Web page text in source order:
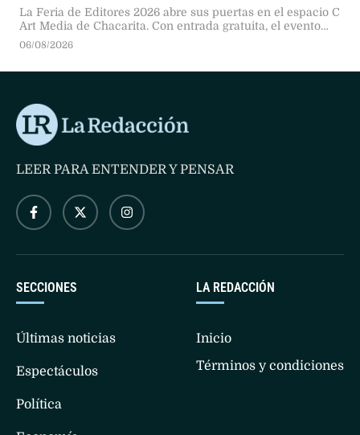
La Feria de Editores 2026 abre sus puertas en el espacio C
Art Media de Chacarita. Con entrada gratuita, el evento
reúne a más de 330 sellos independientes, invitados
06/08/2026
LA REDACCIÓN
Inicio
Términos y condiciones
SECCIONES
Últimas noticias
Espectáculos
Política
LEER PARA ENTENDER Y PENSAR